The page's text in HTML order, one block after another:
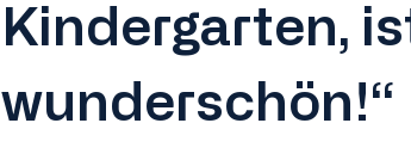
Kindergarten,
wunderschön!“